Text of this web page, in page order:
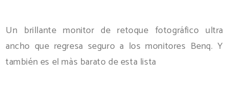
Un brillante monitor de retoque fotográfico ultra
ancho que regresa seguro a los monitores Benq. Y
también es el màs barato de esta lista